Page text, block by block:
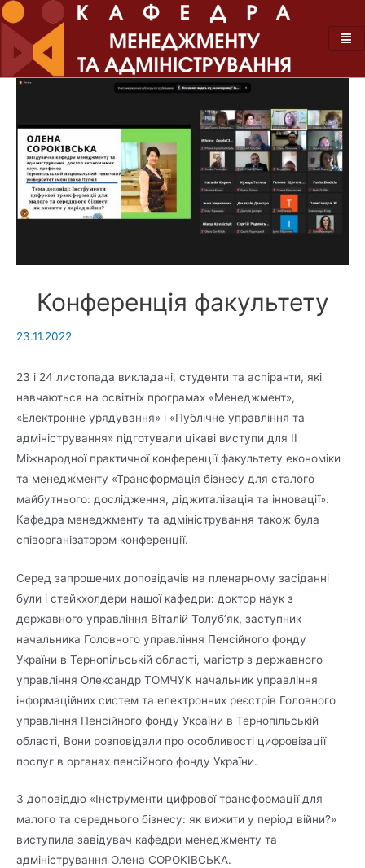
Конференція факультету
23.11.2022
23 і 24 листопада викладачі, студенти та аспіранти, які
навчаються на освітніх програмах «Менеджмент»,
«Електронне урядування» і «Публічне управління та
адміністрування» підготували цікаві виступи для ІІ
Міжнародної практичної конференції факультету економіки
та менеджменту «Трансформація бізнесу для сталого
майбутнього: дослідження, діджиталізація та інновації».
Кафедра менеджменту та адміністрування також була
співорганізатором конференції.
Серед запрошених доповідачів на пленарному засіданні
були і стейкхолдери нашої кафедри: доктор наук з
державного управління Віталій Толуб’як, заступник
начальника Головного управління Пенсійного фонду
України в Тернопільській області, магістр з державного
управління Олександр ТОМЧУК начальник управління
інформаційних систем та електронних реєстрів Головного
управління Пенсійного фонду України в Тернопільській
області, Вони розповідали про особливості цифровізації
послуг в органах пенсійного фонду України.
З доповіддю «Інструменти цифрової трансформації для
малого та середнього бізнесу: як вижити у період війни?»
виступила завідувач кафедри менеджменту та
адміністрування Олена СОРОКІВСЬКА.